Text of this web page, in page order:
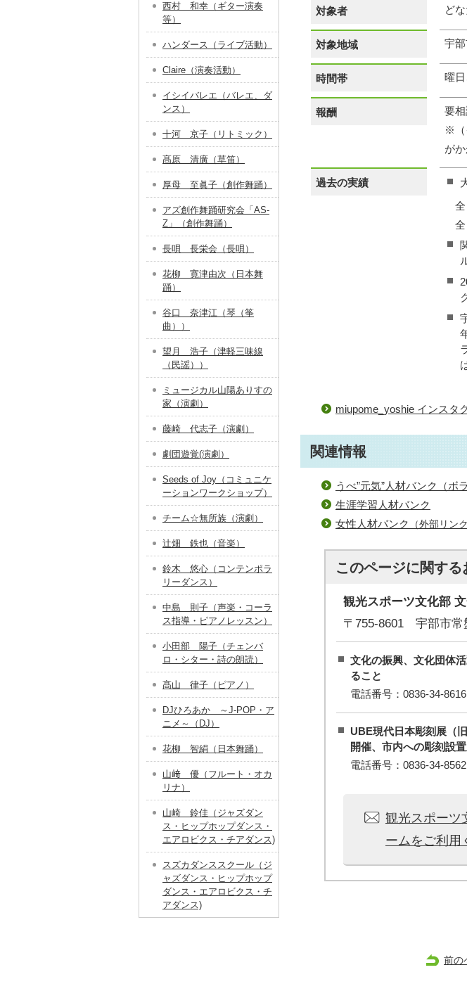
対象者 ど
対象地域 宇
時間帯 曜
報酬
要
※（
が
過去の実績
全
全
miupome_yoshie インスタ
関連情報
うべ”元気”人材バンク（ボ
生涯学習人材バンク
女性人材バンク
（外部リンク
このページに関する
観光スポーツ文化部
〒755-8601 宇部市常
文化の振興、文化団体
ること
電話番号：0836-34-
UBE現代日本彫刻展（
開催、市内への彫刻設
電話番号：0836-34-
観光スポーツ
ームをご利用
西村 和幸（ギター演奏
等）
ハンダース（ライブ活動）
Claire（演奏活動）
イシイバレエ（バレエ、ダ
ンス）
十河 京子（リトミック）
髙原 清廣（草笛）
厚母 至眞子（創作舞踊）
アズ創作舞踊研究会「AS-
Z」（創作舞踊）
長唄 長栄会（長唄）
花柳 寛津由次（日本舞
踊）
谷口 奈津江（琴（筝
曲））
望月 浩子（津軽三味線
（民謡））
ミュージカル山陽ありすの
家（演劇）
藤崎 代志子（演劇）
劇団遊覚(演劇）
Seeds of Joy（コミュニケ
ーションワークショップ）
チーム☆無所族（演劇）
辻畑 鉄也（音楽）
鈴木 悠心（コンテンポラ
リーダンス）
中島 則子（声楽・コーラ
ス指導・ピアノレッスン）
小田部 陽子（チェンバ
ロ・シター・詩の朗読）
髙山 律子（ピアノ）
DJひろあか ～J-POP・ア
ニメ～（DJ）
花柳 智絹（日本舞踊）
山﨑 優（フルート・オカ
リナ）
山崎 鈴佳（ジャズダン
ス・ヒップホップダンス・
エアロビクス・チアダンス)
スズカダンススクール（ジ
ャズダンス・ヒップホップ
ダンス・エアロビクス・チ
アダンス)
前の